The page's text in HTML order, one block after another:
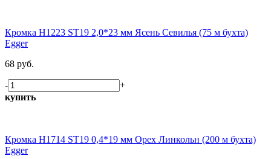
Кромка H1223 ST19 2,0*23 мм Ясень Севилья (75 м бухта)
Egger
68 руб.
-
+
купить
Кромка H1714 ST19 0,4*19 мм Орех Линкольн (200 м бухта)
Egger